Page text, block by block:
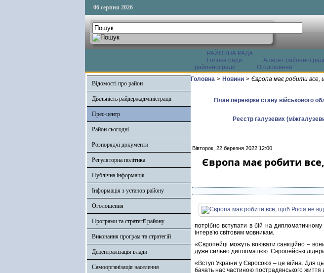
06 серпня 2026
РАЙОННА РАДА
Голова ради
Апарат районної
районної ради
Оголошення
Відомості про район
Діяльність райдержадміністрації
Прес-центр
Район сьогодні
Розпорядчі документи
Регуляторна політика
Публічна інформація
Інформація з установ району
Оголошення
Програми та стратегії району
Виконання програм та стратегій
Децентралізація влади
Самоорганізація населення
Головна > Новини > Європа має робити все,
План перевірки стану військового
Реєстр галузевих
Вівторок, 22 березня 2022 12:00
Європа має робити
потрібно вступати в бій на
інтерв’ю світовим мовникам.
«Європейці можуть воювати санкційно –
дуже сильно дипломатією. Європейські
«Вступ України у Євросоюз – це війна. Для
бачать нас частиною пострадянського життя